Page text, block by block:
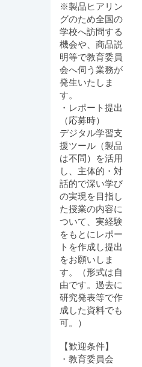
※製品ヒアリン
グのため全国の
学校へ訪問する
機会や、商品説
明等で教育委員
会へ伺う業務が
発生いたしま
す。
・レポート提出
（応募時）
デジタル学習支
援ツール（製品
は不問）を活用
し、主体的・対
話的で深い学び
の実現を目指し
た授業の内容に
ついて、実経験
をもとにレポー
トを作成し提出
をお願いしま
す。（形式は自
由です。過去に
研究発表等で作
成した資料でも
可。）
【歓迎条件】
・教育委員会